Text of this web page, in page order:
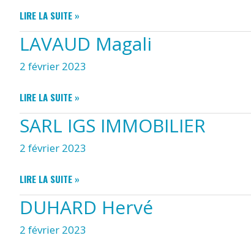
MEGE
GERMAIN
LIRE LA SUITE »
LAVAUD Magali
2 février 2023
LAVAUD
MAGALI
LIRE LA SUITE »
SARL IGS IMMOBILIER
2 février 2023
SARL
IGS
IMMOBILIER
LIRE LA SUITE »
DUHARD Hervé
2 février 2023